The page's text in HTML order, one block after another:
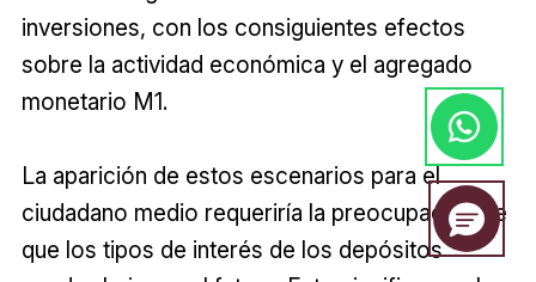
inversiones, con los consiguientes efectos
sobre la actividad económica y el agregado
monetario M1.
La aparición de estos escenarios para el
ciudadano medio requeriría la preocupación de
que los tipos de interés de los depósitos